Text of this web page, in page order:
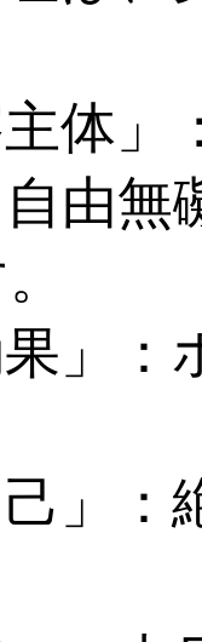
主体
由無
果」
己」